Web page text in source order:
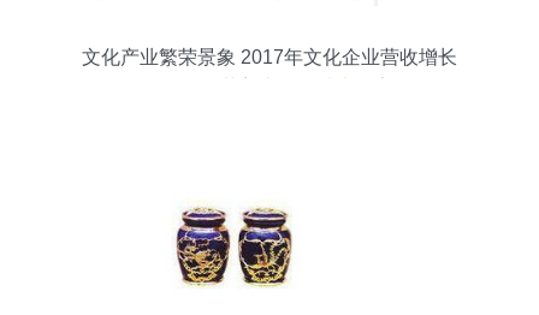
文化产业繁荣景象 2017年文化企业营收增长